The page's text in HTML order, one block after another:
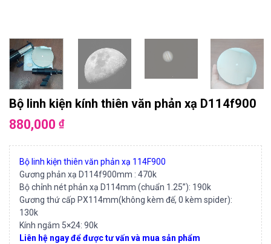
Bộ linh kiện kính thiên văn phản xạ D114f900
880,000 ₫
Bộ linh kiện thiên văn phản xạ 114F900
Gương phản xạ D114f900mm : 470k
Bộ chỉnh nét phản xạ D114mm (chuẩn 1.25”): 190k
Gương thứ cấp PX114mm(không kèm đế, 0 kèm spider):
130k
Kính ngắm 5×24: 90k
Liên hệ ngay để được tư vấn và mua sản phẩm